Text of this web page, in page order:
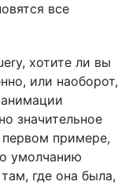
все
хотите ли вы
или наоборот,
значительное
примере,
умолчанию
где она была,